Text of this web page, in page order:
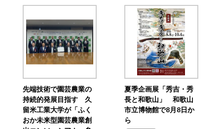
先端技術で園芸農業の
持続的発展目指す 久
留米工業大学が「ふく
おか未来型園芸農業創
夏季企画展「秀吉・秀
長と和歌山」 和歌山
市立博物館で8月8日か
ら